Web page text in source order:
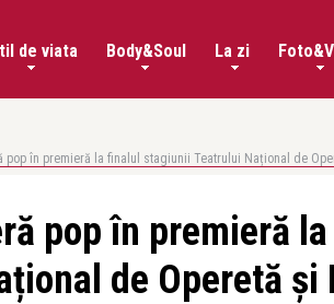
de viata Body&Soul La zi
pop în premieră la finalul stagiunii Teatrului Național de
pop în premieră
de Operetă și